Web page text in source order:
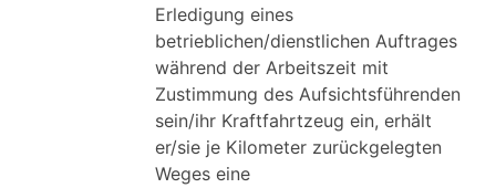
Erledigung eines
betrieblichen/dienstlichen Auftrages
während der Arbeitszeit mit
Zustimmung des Aufsichtsführenden
sein/ihr Kraftfahrtzeug ein, erhält
er/sie je Kilometer zurückgelegten
Weges eine